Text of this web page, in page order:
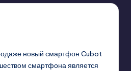
новый смартфон Cubot
смартфона является